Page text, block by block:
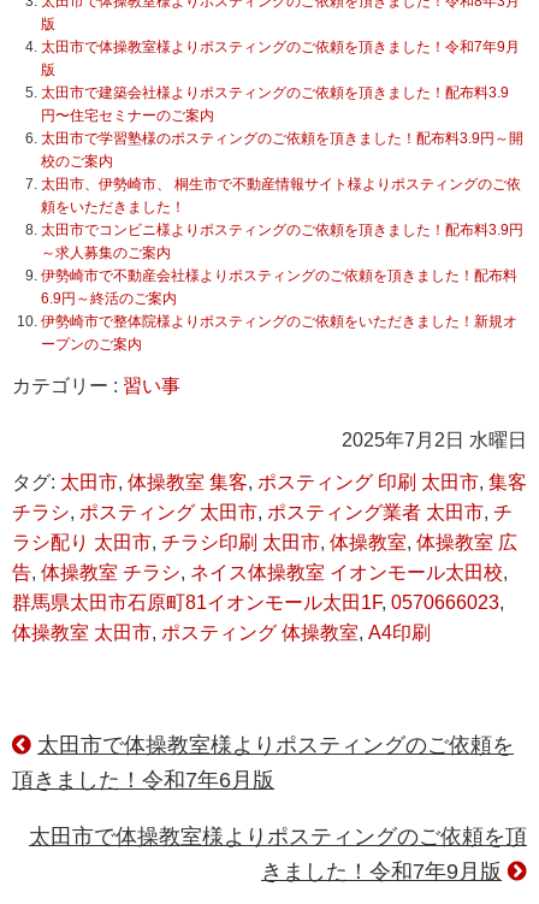
版
太田市で体操教室様よりポスティングのご依頼を頂きました！令和7年9月
版
太田市で建築会社様よりポスティングのご依頼を頂きました！配布料3.9
円〜住宅セミナーのご案内
太田市で学習塾様のポスティングのご依頼を頂きました！配布料3.9円～開
校のご案内
太田市、伊勢崎市、 桐生市で不動産情報サイト様よりポスティングのご依
頼をいただきました！
太田市でコンビニ様よりポスティングのご依頼を頂きました！配布料3.9円
～求人募集のご案内
伊勢崎市で不動産会社様よりポスティングのご依頼を頂きました！配布料
6.9円～終活のご案内
伊勢崎市で整体院様よりポスティングのご依頼をいただきました！新規オ
ープンのご案内
カテゴリー : 習い事
2025年7月2日 水曜日
タグ: 太田市, 体操教室 集客, ポスティング 印刷 太田市, 集客
チラシ, ポスティング 太田市, ポスティング業者 太田市, チ
ラシ配り 太田市, チラシ印刷 太田市, 体操教室, 体操教室 広
告, 体操教室 チラシ, ネイス体操教室 イオンモール太田校,
群馬県太田市石原町81イオンモール太田1F, 0570666023,
体操教室 太田市, ポスティング 体操教室, A4印刷
太田市で体操教室様よりポスティングのご依頼を
頂きました！令和7年6月版
太田市で体操教室様よりポスティングのご依頼を頂
きました！令和7年9月版